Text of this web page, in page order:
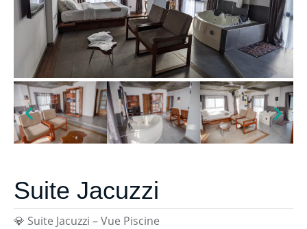
Suite Jacuzzi
💎 Suite Jacuzzi – Vue Piscine